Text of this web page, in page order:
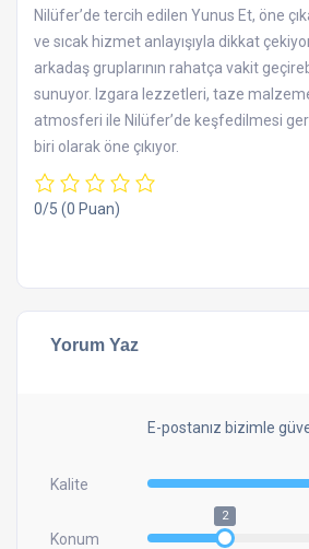
Nilüfer’de tercih edilen Yunus Et, öne
ve sıcak hizmet anlayışıyla dikkat
arkadaş gruplarının rahatça vakit
sunuyor. Izgara lezzetleri, taze
atmosferi ile Nilüfer’de keşfedilmesi
biri olarak öne çıkıyor.
0/5 (0 Puan)
Yorum Yaz
E-postanız bizimle
Kalite
Konum
2